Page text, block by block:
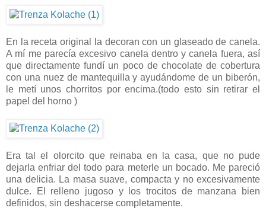
En la receta original la decoran con un glaseado de canela.
A mí me parecía excesivo canela dentro y canela fuera, así
que directamente fundí un poco de chocolate de cobertura
con una nuez de mantequilla y ayudándome de un biberón,
le metí unos chorritos por encima.(todo esto sin retirar el
papel del horno )
Era tal el olorcito que reinaba en la casa, que no pude
dejarla enfriar del todo para meterle un bocado. Me pareció
una delicia. La masa suave, compacta y no excesivamente
dulce. El relleno jugoso y los trocitos de manzana bien
definidos, sin deshacerse completamente.